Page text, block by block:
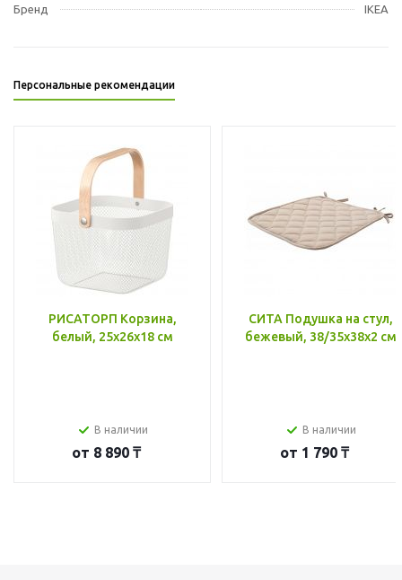
Бренд IKEA
Персональные рекомендации
РИСАТОРП Корзина,
белый, 25x26x18 см
В наличии
от 8 890 ₸
СИТА Подушка на стул,
бежевый, 38/35x38x2 см
В наличии
от 1 790 ₸